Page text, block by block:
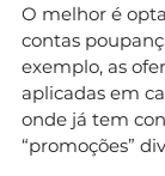
O melhor é
contas
exemplo, as
aplicadas em
onde já tem
“promoções”